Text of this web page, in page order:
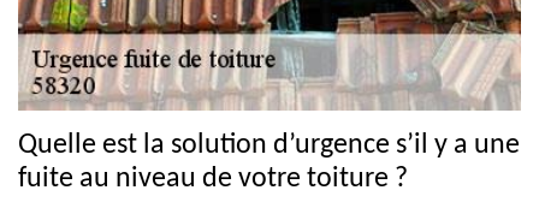
Quelle est la solution d’urgence s’il y a une
fuite au niveau de votre toiture ?